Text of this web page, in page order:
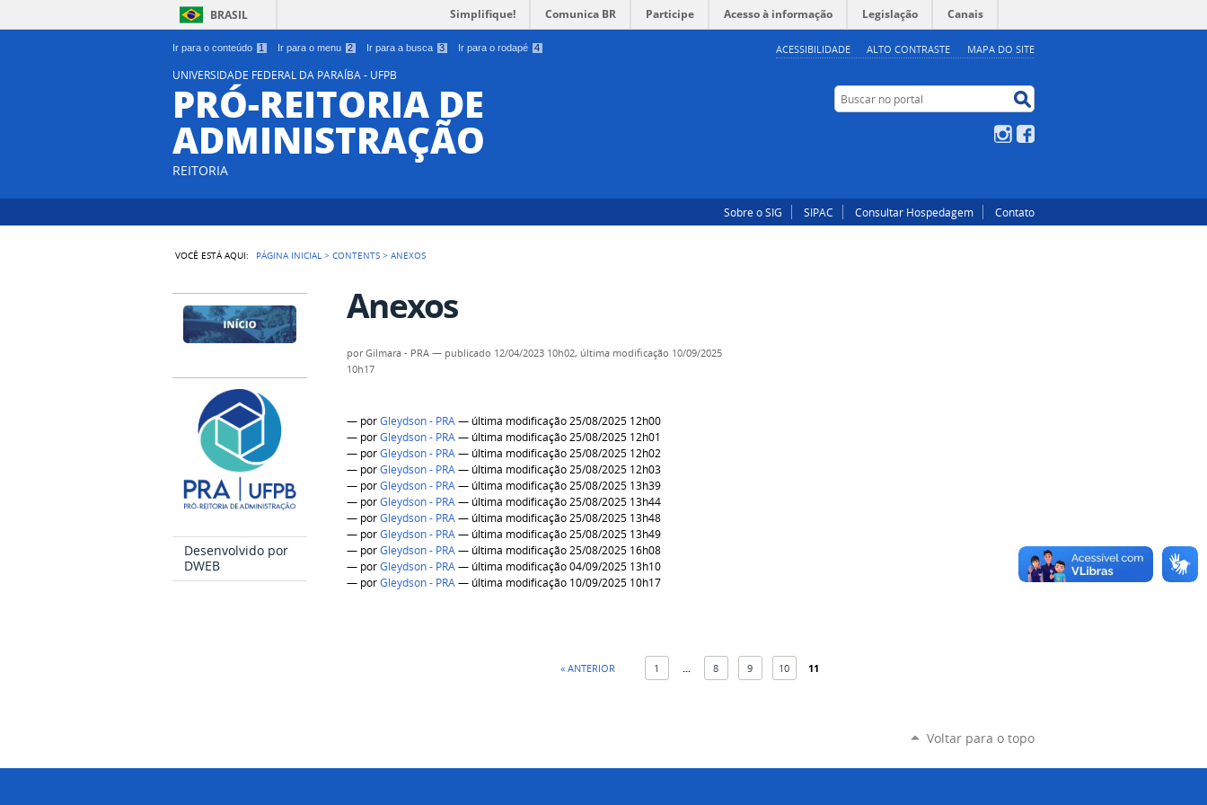
Ir para o conteúdo 1 Ir para o menu 2 Ir para a busca 3 Ir para o rodapé 4 ACESSIBILIDADE ALTO CONTRASTE MAPA DO SITE
BRASIL Simplifique! Comunica BR Participe Acesso à informação Legislação Canais
UNIVERSIDADE FEDERAL DA PARAÍBA - UFPB
PRÓ-REITORIA DE
ADMINISTRAÇÃO
REITORIA
Buscar no portal
Instagram
Sobre o SIG SIPAC Consultar Hospedagem Contato
VOCÊ ESTÁ AQUI: PÁGINA INICIAL >CONTENTS >ANEXOS
Desenvolvido por
DWEB
Anexos
porGilmara - PRA — publicado 12/04/2023 10h02, última modificação 10/09/2025
10h17
— porGleydson - PRA— última modificação 25/08/2025 12h00
— porGleydson - PRA— última modificação 25/08/2025 12h01
— porGleydson - PRA— última modificação 25/08/2025 12h02
— porGleydson - PRA— última modificação 25/08/2025 12h03
— porGleydson - PRA— última modificação 25/08/2025 13h39
— porGleydson - PRA— última modificação 25/08/2025 13h44
— porGleydson - PRA— última modificação 25/08/2025 13h48
— porGleydson - PRA— última modificação 25/08/2025 13h49
— porGleydson - PRA— última modificação 25/08/2025 16h08
— porGleydson - PRA— última modificação 04/09/2025 13h10
— porGleydson - PRA— última modificação 10/09/2025 10h17
« ANTERIOR 1 8 9 10 11
Voltar para o topo